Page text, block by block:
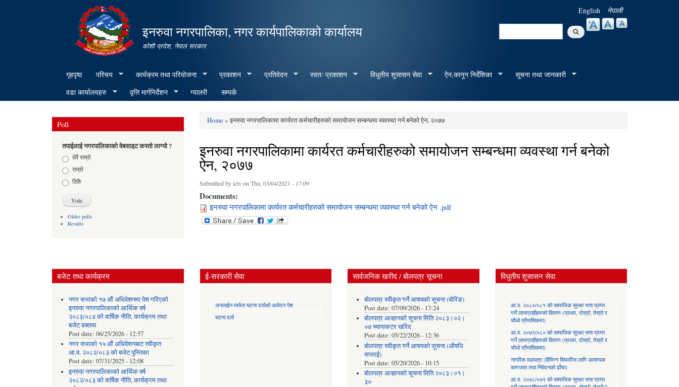
content
इनरुवा नगरपालिका, नगर कार्यपालिकाको कार्यालय
कोशी प्रदेश, नेपाल सरकार
English नेपाली
Search
गृहपृष्ठ परिचय कार्यक्रम तथा परियोजना प्रकाशन प्रतिवेदन स्वतः प्रकाशन विधुतीय शुसासन सेवा ऐन,कानून निर्देशिका
सूचना तथा जानकारी
वडा कार्यालयहरु
वृत्ति मार्गनिर्देशन ग्यालरी सम्पर्क
Poll
तपाईलाई नगरपालिकाको वेबसाइट कस्तो लाग्यो ?
Choicesधेरै राम्रो
राम्रो
ठिकै
Older polls
Results
Home» इनरुवा नगरपालिकामा कार्यरत कर्मचारीहरुको समायोजन सम्बन्धमा व्यवस्था गर्न बनेको ऐन, २०७७
इनरुवा नगरपालिकामा कार्यरत कर्मचारीहरुको समायोजन सम्बन्धमा व्यवस्था गर्न बनेको
ऐन, २०७७
Submitted byictvon Thu, 03/04/2021 - 17:09
Documents:
इनरुवा नगरपालिकामा कार्यरत कर्मचारीहरुको समायोजन सम्बन्धमा व्यवस्था गर्न बनेको ऐन .pdf
बजेट तथा कार्यक्रम
नगर सभाको १७ औं अधिवेशनमा पेश गरिएको
इनरुवा नगरपालिकाको आर्थिक वर्ष
२०८३/०८४ को वार्षिक नीति, कार्यक्रम तथा
बजेट वक्तव्य
Post date: 06/25/2026 - 12:57
नगर सभाको १५ औं अधिवेशनबाट स्वीकृत
आ.व. २०८२/०८३ को बजेट पुस्तिका
Post date: 07/31/2025 - 12:08
इनरुवा नगरपालिकाको आर्थिक वर्ष
२०८२/०८३ को वार्षिक नीति, कार्यक्रम तथा
ई-सरकारी सेवा
अनलाईन मार्फत घटना दर्ताको आवेदन पेश
घटना दर्ता
सार्वजनिक खरीद / बोलपत्र सूचना
बोलपत्र स्वीकृत गर्ने आषयको सूचना (बोरिङ)
Post date: 07/09/2026 - 17:24
बोलपत्र आव्हानको सूचना मिति २०८३।०२।
०७ च्यापाकटर खरिद
Post date: 05/22/2026 - 12:36
बोलपत्र स्वीकृत गर्ने आषयको सूचना (औषधि
सप्लाई)
Post date: 05/20/2026 - 10:15
बोलपत्र आव्हानको सूचना मिति २०८३।०१।
३०
विधुतीय शुसासन सेवा
आ.व. २०८०/०८१ को सामाजिक सुरक्षा भत्ता प्राप्त
गर्ने लाभग्राहीहरुको विवरण (प्रथम, दोस्रो, तेस्रो र
चौथो त्रैमासिकमा)
आ.व. २०७९/०८० को सामाजिक सुरक्षा भत्ता प्राप्त
गर्ने लाभग्राहीहरुको विवरण (प्रथम, दोस्रो, तेस्रो र
चौथो त्रैमासिकमा)
नागरिक वडापत्र (विभिन्न सिफारिस लागि आवश्यक
कागजात तथा निवेदनको ढाँचा)
आ.व. २०७८/०७९ को सामाजिक सुरक्षा भत्ता प्राप्त